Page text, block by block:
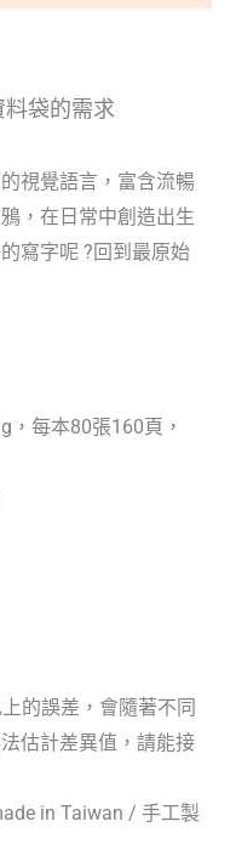
料袋的需求
視覺語言，富含流暢
，在日常中創造出生
寫字呢 ?回到最原始
每本80張160頁，
的誤差，會隨著不同
估計差異值，請能接
in Taiwan / 手工製